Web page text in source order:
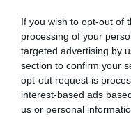
If you wish to opt-out of
processing of your
targeted advertising by
section to confirm your
opt-out request is
interest-based ads
us or personal
consigue
La tecnología
unrallybursátil en